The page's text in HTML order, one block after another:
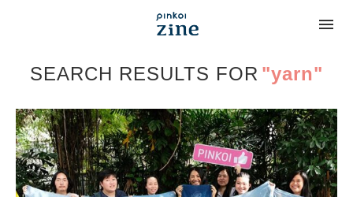
SEARCH RESULTS FOR "yarn"